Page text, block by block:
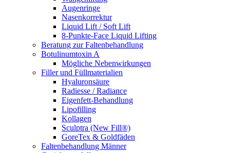
Augenringe
Nasenkorrektur
Liquid Lift / Soft Lift
8-Punkte-Face Liquid Lifting
Beratung zur Faltenbehandlung
Botulinumtoxin A
Mögliche Nebenwirkungen
Filler und Füllmaterialien
Hyaluronsäure
Radiesse / Radiance
Eigenfett-Behandlung
Lipofilling
Kollagen
Sculptra (New Fill®)
GoreTex & Goldfäden
Faltenbehandlung Männer